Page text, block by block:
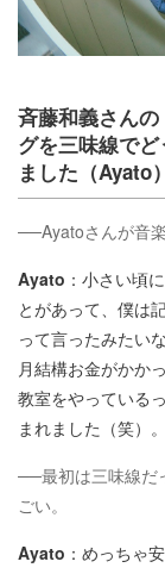
斉藤和義さん
グを三味線で
ました（Ayato）
──Ayatoさんが音
Ayato ：小さい頃
とがあって、僕は
って言ったみたい
月結構お金がかか
教室をやっている
まれました（笑）
──最初は三味線だ
ごい。
Ayato ：めっちゃ